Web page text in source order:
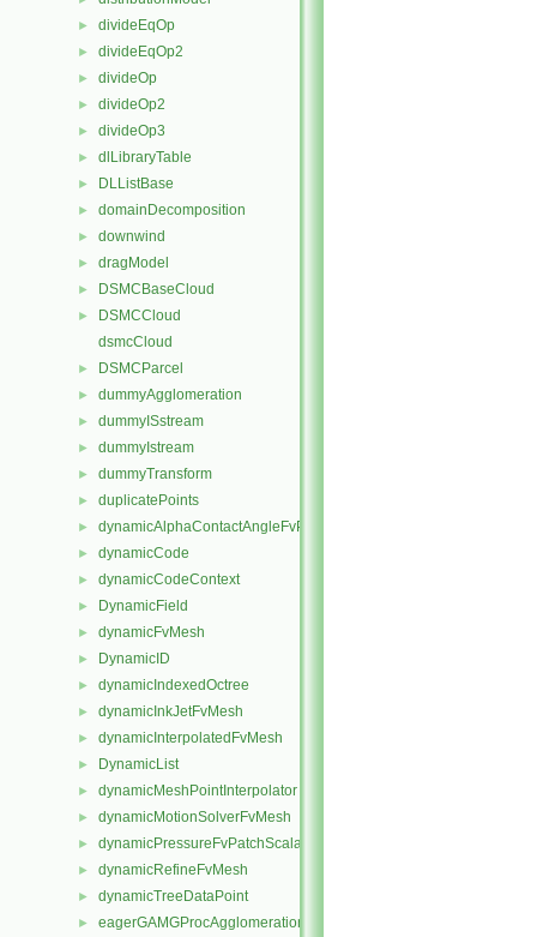
► divideEqOp
► divideEqOp2
► divideOp
► divideOp2
► divideOp3
► dlLibraryTable
► DLListBase
► domainDecomposition
► downwind
► dragModel
► DSMCBaseCloud
►
DSMCCloud
dsmcCloud
► DSMCParcel
► dummyAgglomeration
► dummyISstream
► dummyIstream
► dummyTransform
► duplicatePoints
► dynamicAlphaContactAngleFvPatchScalarField
► dynamicCode
► dynamicCodeContext
► DynamicField
► dynamicFvMesh
► DynamicID
► dynamicIndexedOctree
► dynamicInkJetFvMesh
► dynamicInterpolatedFvMesh
► DynamicList
► dynamicMeshPointInterpolator
► dynamicMotionSolverFvMesh
► dynamicPressureFvPatchScalarField
► dynamicRefineFvMesh
► dynamicTreeDataPoint
► eagerGAMGProcAgglomeration